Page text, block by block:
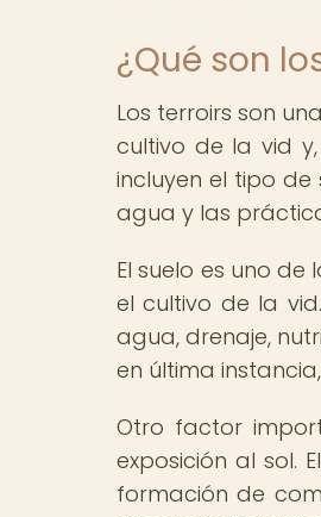
¿Qué son
Los terroirs son
cultivo de la vid
incluyen el tipo
agua y las
El suelo es uno
el cultivo de la
agua, drenaje,
en última
Otro factor
exposición al sol.
formación de